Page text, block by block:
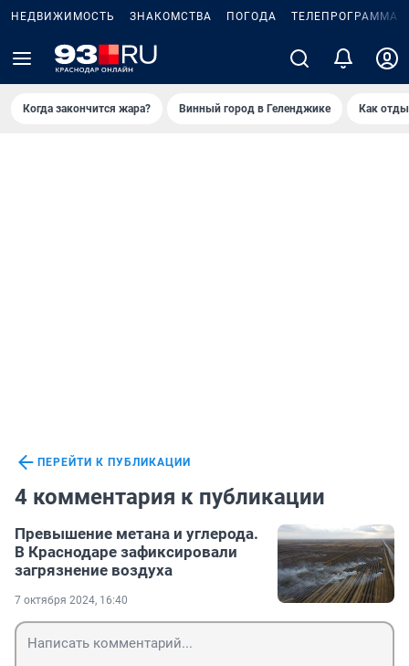
НЕДВИЖИМОСТЬ ЗНАКОМСТВА ПОГОДА ТЕЛЕПРОГРАММА
Когда закончится жара? Винный город в Геленджике Как
ПЕРЕЙТИ К ПУБЛИКАЦИИ
4 комментария к публикации
Превышение метана и углерода.
В Краснодаре зафиксировали
загрязнение воздуха
7 октября 2024, 16:40